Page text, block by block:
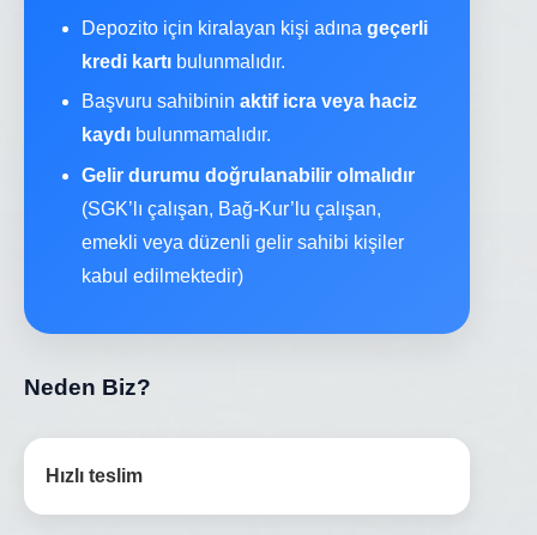
Depozito için kiralayan kişi adına geçerli
kredi kartı bulunmalıdır.
Başvuru sahibinin aktif icra veya haciz
kaydı bulunmamalıdır.
Gelir durumu doğrulanabilir olmalıdır
(SGK’lı çalışan, Bağ-Kur’lu çalışan,
emekli veya düzenli gelir sahibi kişiler
kabul edilmektedir)
Neden Biz?
Hızlı teslim